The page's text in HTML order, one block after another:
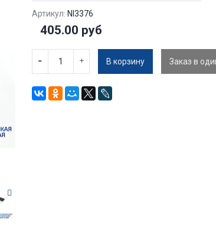
Артикул: NI3376
405.00 руб
В корзину Заказ в